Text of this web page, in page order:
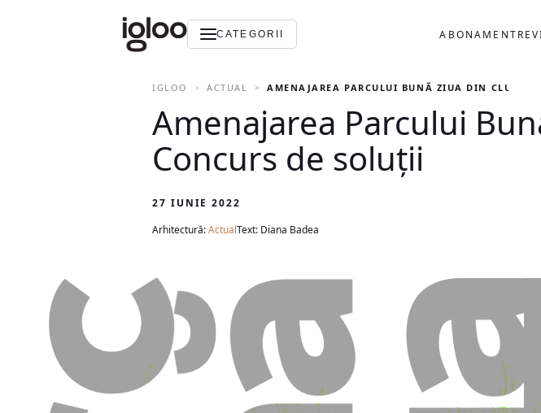
CATEGORII ABONAMENT
IGLOO ACTUAL AMENAJAREA PARCULUI BUNĂ ZIUA DIN CLUJ-
Amenajarea Parcului
Concurs de soluții
27 IUNIE 2022
Arhitectură:ActualText: Diana Badea